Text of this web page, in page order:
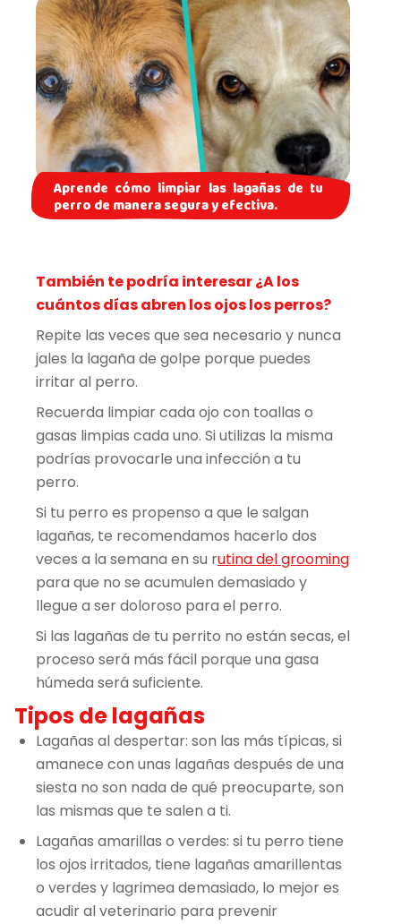
Aprende cómo limpiar las lagañas de tu
perro de manera segura y efectiva.
También te podría interesar¿A los
cuántos días abren los ojos los perros?
Repite las veces que sea necesario y nunca
jales la lagaña de golpe porque puedes
irritar al perro.
Recuerda limpiar cada ojo con toallas o
gasas limpias cada uno. Si utilizas la misma
podrías provocarle una infección a tu
perro.
Si tu perro es propenso a que le salgan
lagañas, te recomendamos hacerlo dos
veces a la semana en su rutina del grooming
para que no se acumulen demasiado y
llegue a ser doloroso para el perro.
Si las lagañas de tu perrito no están secas, el
proceso será más fácil porque una gasa
húmeda será suficiente.
Tipos de lagañas
Lagañas al despertar: son las más típicas, si
amanece con unas lagañas después de una
siesta no son nada de qué preocuparte, son
las mismas que te salen a ti.
Lagañas amarillas o verdes: si tu perro tiene
los ojos irritados, tiene lagañas amarillentas
o verdes y lagrimea demasiado, lo mejor es
acudir al veterinario para prevenir